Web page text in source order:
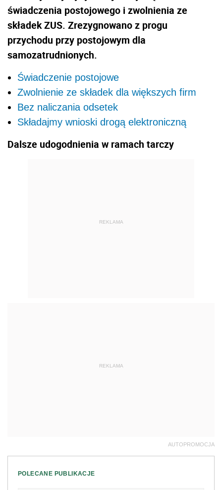
świadczenia postojowego i zwolnienia ze
składek ZUS. Zrezygnowano z progu
przychodu przy postojowym dla
samozatrudnionych.
Świadczenie postojowe
Zwolnienie ze składek dla większych firm
Bez naliczania odsetek
Składajmy wnioski drogą elektroniczną
Dalsze udogodnienia w ramach tarczy
REKLAMA
REKLAMA
AUTOPROMOCJA
POLECANE PUBLIKACJE